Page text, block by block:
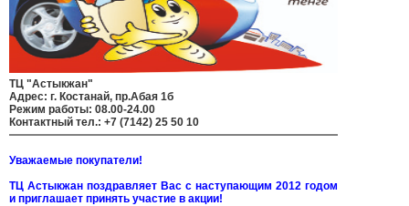
ТЦ "Астыкжан"
Адрес: г. Костанай, пр.Абая 1б
Режим работы: 08.00-24.00
Контактный тел.: +7 (7142) 25 50 10
Уважаемые покупатели!
ТЦ Астыкжан поздравляет Вас с наступающим 2012 годом
и приглашает принять участие в акции!